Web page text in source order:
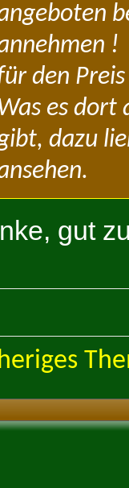
!
den
es dort
dazu
gut